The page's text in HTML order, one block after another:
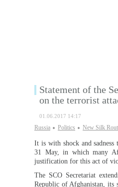
Statement of the
on the terrorist
01.06.2017 14:17
Russia Politics New Silk
It is with shock and
31 May, in which many
justification for this act of
The SCO Secretariat
Republic of Afghanistan, its